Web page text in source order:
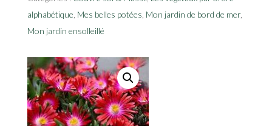
alphabétique Mes belles potées Mon jardin de bord de mer,
Mon jardin ensolleillé